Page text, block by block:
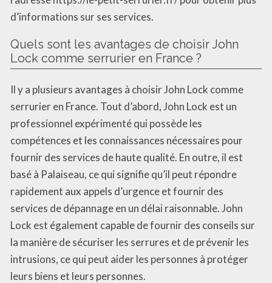
d’informations sur ses services.
Quels sont les avantages de choisir John
Lock comme serrurier en France ?
Il y a plusieurs avantages à choisir John Lock comme
serrurier en France. Tout d’abord, John Lock est un
professionnel expérimenté qui possède les
compétences et les connaissances nécessaires pour
fournir des services de haute qualité. En outre, il est
basé à Palaiseau, ce qui signifie qu’il peut répondre
rapidement aux appels d’urgence et fournir des
services de dépannage en un délai raisonnable. John
Lock est également capable de fournir des conseils sur
la manière de sécuriser les serrures et de prévenir les
intrusions, ce qui peut aider les personnes à protéger
leurs biens et leurs personnes.